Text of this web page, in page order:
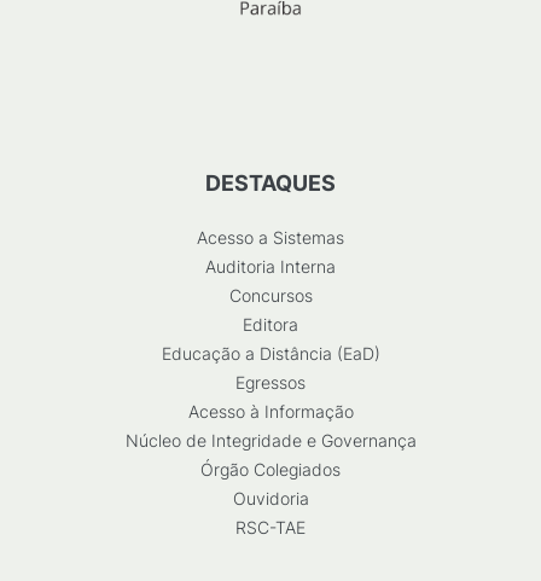
DESTAQUES
Acesso a Sistemas
Auditoria Interna
Concursos
Editora
Educação a Distância (EaD)
Egressos
Acesso à Informação
Núcleo de Integridade e Governança
Órgão Colegiados
Ouvidoria
RSC-TAE